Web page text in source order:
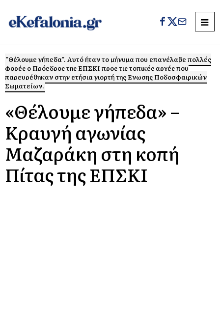
"Θέλουμε γήπεδα". Αυτό ήταν το μήνυμα που επανέλαβε πολλές
φορές ο Πρόεδρος της ΕΠΣΚΙ προς τις τοπικές αρχές που
παρευρέθηκαν στην ετήσια γιορτή της Ενωσης Ποδοσφαιρικών
Σωματείων.
«Θέλουμε γήπεδα» –
Κραυγή αγωνίας
Μαζαράκη στη κοπή
Πίτας της ΕΠΣΚΙ